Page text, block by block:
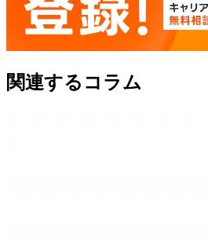
関連するコラム